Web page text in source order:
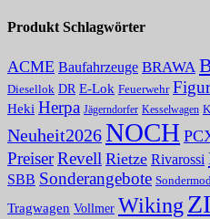
Produkt Schlagwörter
ACME Baufahrzeuge BRAWA
Diesellok DR E-Lok Feuerwehr
Heki Herpa Jägerndorfer Kesselwagen
Neuheit2026NOCH
PreiserRevell Rietze Rivarossi
SBB Sonderangebote
Tragwagen Vollmer Wiking